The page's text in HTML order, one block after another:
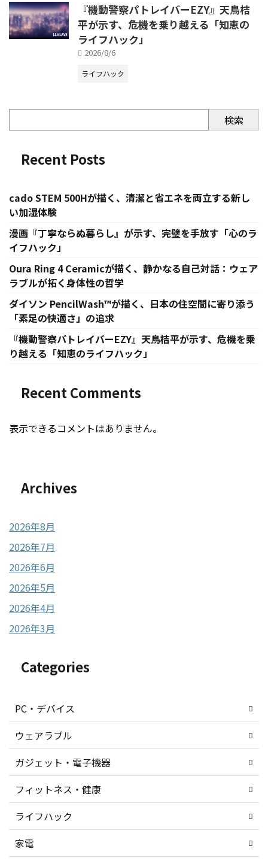
『機動警察パトレイバーEZY』天鳥桔
平が示す、危機を乗り越える「知恵の
ライフハック」
2026/8/6
ライフハック
検索
Recent Posts
cado STEM 500Hが描く、清潔と省エネを両立する新し
い加湿体験
漫画『丁寧ならぬ暮らし』が示す、完璧を手放す「心のラ
イフハック」
Oura Ring 4 Ceramicが描く、静かなる自己対話：ウェア
ラブルが拓く身体性の哲学
ダイソン PencilWash™が描く、日本の住空間に寄り添う
「素足の快適さ」の追求
『機動警察パトレイバーEZY』天鳥桔平が示す、危機を乗
り越える「知恵のライフハック」
Recent Comments
表示できるコメントはありません。
Archives
2026年8月
2026年7月
2026年6月
2026年5月
2026年4月
2026年3月
Categories
PC・デバイス
ウェアラブル
ガジェット・電子機器
フィットネス・健康
ライフハック
家電